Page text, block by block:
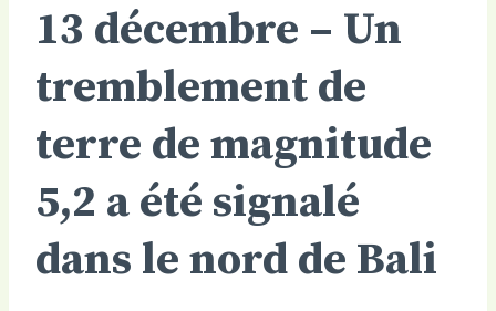
13 décembre – Un
tremblement de
terre de magnitude
5,2 a été signalé
dans le nord de Bali